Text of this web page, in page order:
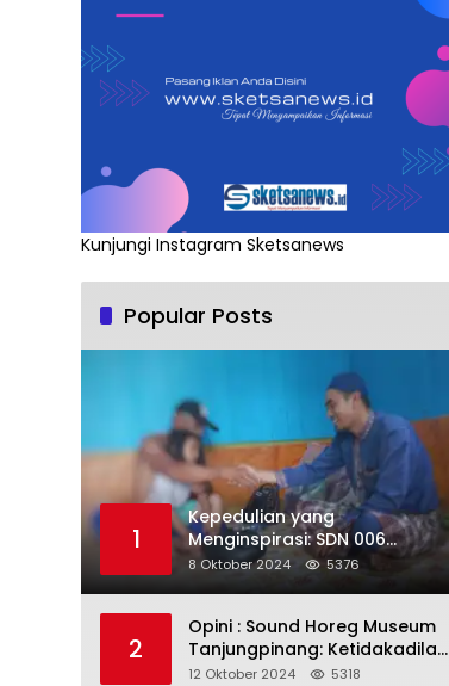
Kunjungi Instagram Sketsanews
Popular Posts
1
Kepedulian yang
Menginspirasi: SDN 006
Merawang Gelar Program
“Berbagi Segenggam Beras”
8 Oktober 2024 5376
2
Opini : Sound Horeg Museum
Tanjungpinang: Ketidakadilan
dalam Representasi
12 Oktober 2024 5318